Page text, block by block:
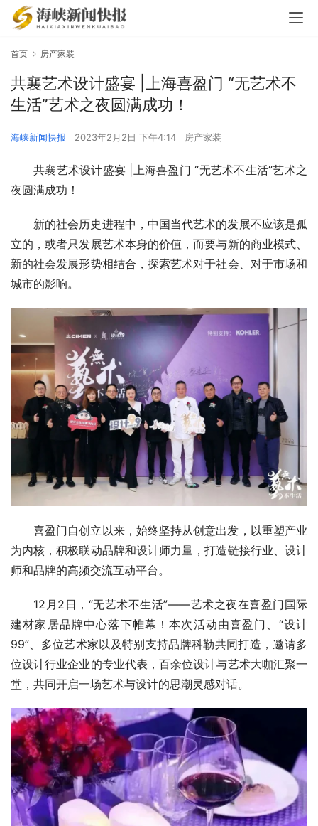
首页 房产家装
共襄艺术设计盛宴 |上海喜盈门 “无艺术不
生活”艺术之夜圆满成功！
海峡新闻快报 2023年2月2日 下午4:14 房产家装
共襄艺术设计盛宴 |上海喜盈门 “无艺术不生活”艺术之
夜圆满成功！
新的社会历史进程中，中国当代艺术的发展不应该是孤
立的，或者只发展艺术本身的价值，而要与新的商业模式、
新的社会发展形势相结合，探索艺术对于社会、对于市场和
城市的影响。
喜盈门自创立以来，始终坚持从创意出发，以重塑产业
为内核，积极联动品牌和设计师力量，打造链接行业、设计
师和品牌的高频交流互动平台。
12月2日，“无艺术不生活”——艺术之夜在喜盈门国际
建材家居品牌中心落下帷幕！本次活动由喜盈门、“设计
99”、多位艺术家以及特别支持品牌科勒共同打造，邀请多
位设计行业企业的专业代表，百余位设计与艺术大咖汇聚一
堂，共同开启一场艺术与设计的思潮灵感对话。